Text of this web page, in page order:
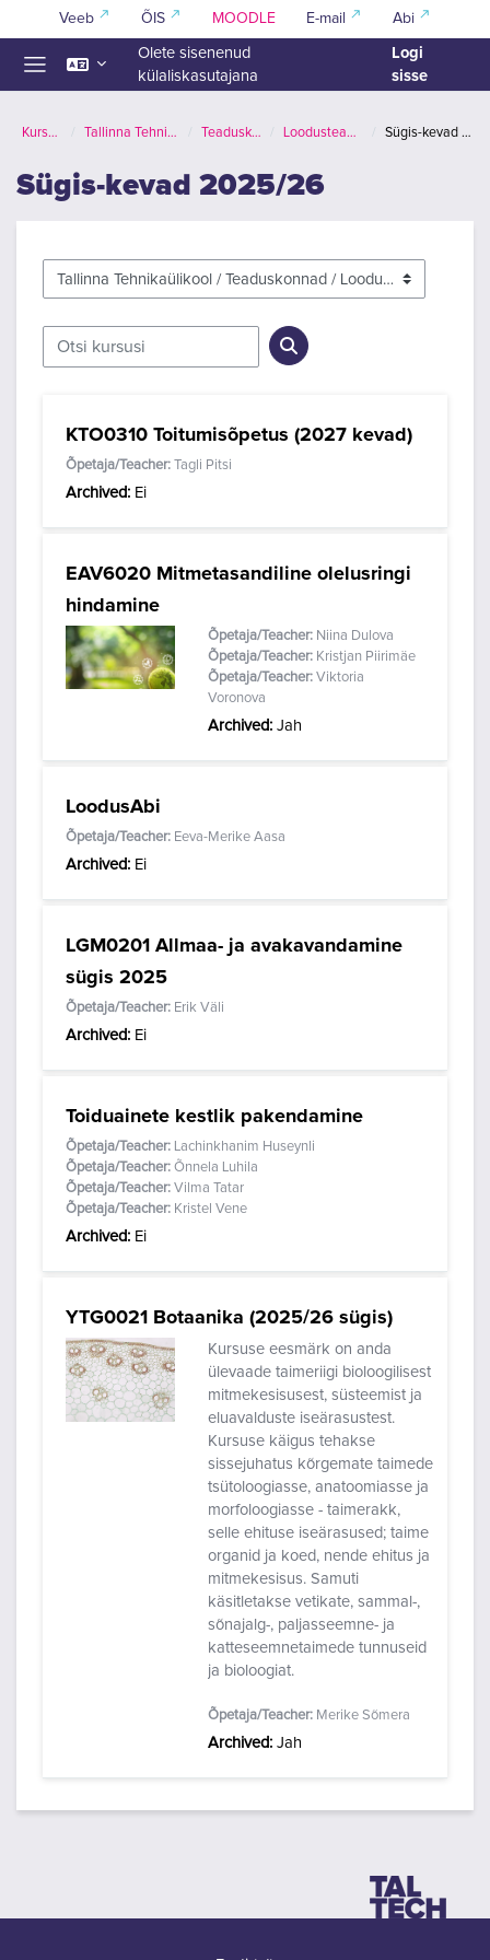
Jäta vahele peasisuni
Veeb ÕIS MOODLE E-mail Abi
Olete sisenenud
külaliskasutajana
Logi
sisse
Kursused Tallinna Tehnikaülikool Teaduskonnad Loodusteaduskond Sügis-kevad 2025/26
Sügis-kevad 2025/26
Kursuste kategooriad
Otsi kursusi
Otsi kursusi
KTO0310 Toitumisõpetus (2027 kevad)
Õpetaja/Teacher: Tagli Pitsi
Archived: Ei
EAV6020 Mitmetasandiline olelusringi
hindamine
Õpetaja/Teacher: Niina Dulova
Õpetaja/Teacher: Kristjan Piirimäe
Õpetaja/Teacher: Viktoria
Voronova
Archived: Jah
LoodusAbi
Õpetaja/Teacher: Eeva-Merike Aasa
Archived: Ei
LGM0201 Allmaa- ja avakavandamine
sügis 2025
Õpetaja/Teacher: Erik Väli
Archived: Ei
Toiduainete kestlik pakendamine
Õpetaja/Teacher: Lachinkhanim Huseynli
Õpetaja/Teacher: Õnnela Luhila
Õpetaja/Teacher: Vilma Tatar
Õpetaja/Teacher: Kristel Vene
Archived: Ei
YTG0021 Botaanika (2025/26 sügis)
Kursuse eesmärk on anda
ülevaade taimeriigi bioloogilisest
mitmekesisusest, süsteemist ja
eluavalduste iseärasustest.
Kursuse käigus tehakse
sissejuhatus kõrgemate taimede
tsütoloogiasse, anatoomiasse ja
morfoloogiasse - taimerakk,
selle ehituse iseärasused; taime
organid ja koed, nende ehitus ja
mitmekesisus. Samuti
käsitletakse vetikate, sammal-,
sõnajalg-, paljasseemne- ja
katteseemnetaimede tunnuseid
ja bioloogiat.
Õpetaja/Teacher: Merike Sõmera
Archived: Jah